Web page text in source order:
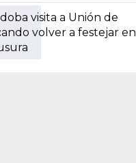
visita a Unión de
volver a festejar en